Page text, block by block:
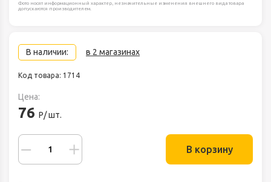
Фото носят информационный характер, незначительные изменения внешнего вида товара
допускаются производителем.
В наличии: в 2 магазинах
Код товара: 1714
Цена:
76 Р/ шт.
В корзину